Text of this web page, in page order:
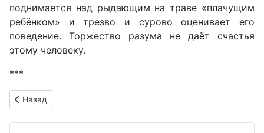
поднимается над рыдающим на траве «плачущим
ребёнком» и трезво и сурово оценивает его
поведение. Торжество разума не даёт счастья
этому человеку.
***
Предыдущий: Аргументы по теме «Честь и бесчестие». К
Назад